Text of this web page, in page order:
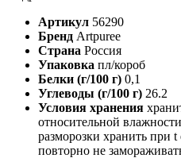
Артикул 56290
Бренд Artpuree
Страна Россия
Упаковка пл/короб
Белки (г/100 г) 0,1
Углеводы (г/100 г) 26.2
Условия хранения
относительной
разморозки хранить при
повторно не